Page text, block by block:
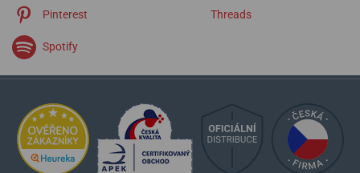
Pinterest Threads
Spotify